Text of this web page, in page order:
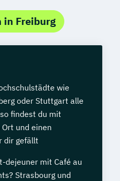
in Freiburg
wie
oder Stuttgart alle
findest du mit
und einen
dir gefällt
dejeuner mit Café au
Strasbourg und